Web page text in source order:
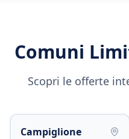
Comuni
Scopri le offerte
Campiglione